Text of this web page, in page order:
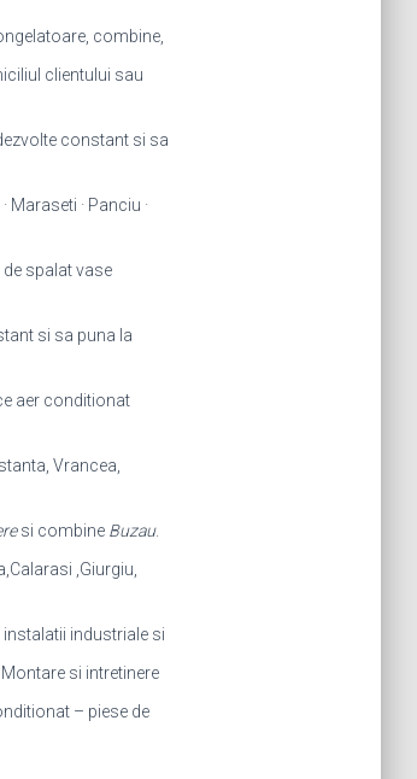
combine,
clientului sau
constant si sa
Maraseti · Panciu ·
spalat vase
si sa puna la
aer conditionat
Vrancea,
si combine Buzau.
,Giurgiu,
industriale si
si intretinere
– piese de